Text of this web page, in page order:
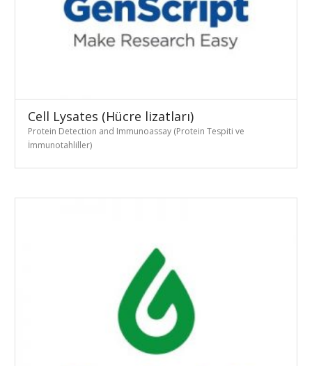
Cell Lysates (Hücre lizatları)
Protein Detection and Immunoassay (Protein Tespiti ve
İmmunotahliller)